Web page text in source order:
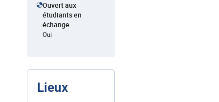
Ouvert aux
étudiants en
échange
Oui
Lieux